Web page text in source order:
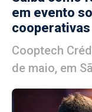
em evento
cooperativas
Cooptech
de maio, em